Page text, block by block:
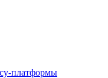
платформы